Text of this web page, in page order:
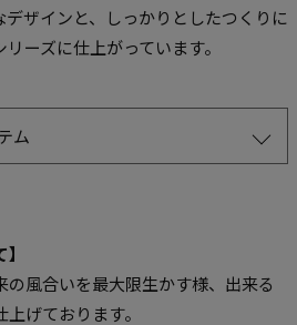
ザインと、しっかりとしたつくりに
ーズに仕上がっています。
ム
風合いを最大限生かす様、出来る
げております。